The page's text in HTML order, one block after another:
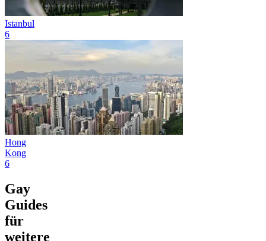
Istanbul
6
Hong
Kong
6
Gay
Guides
für
weitere